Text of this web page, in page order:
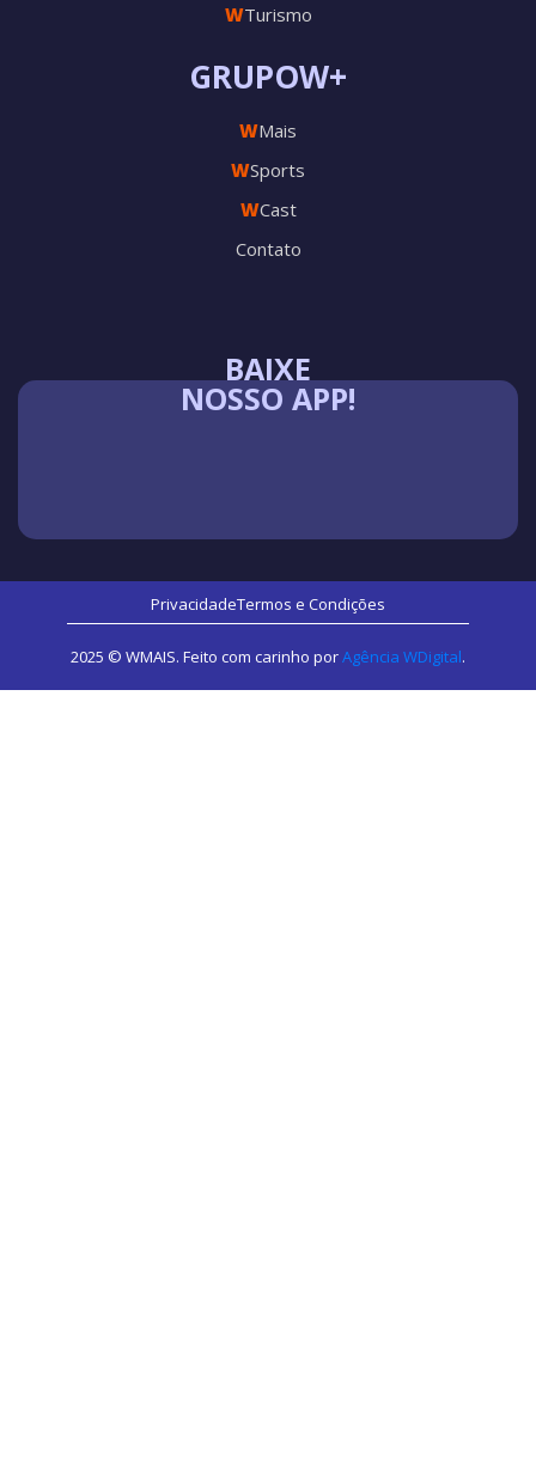
BAIXE
NOSSO APP!
GRUPOW+
WMais
WSports
WCast
Contato
WTurismo
PrivacidadeTermos e Condições
2025 © WMAIS. Feito com carinho porAgência WDigital.